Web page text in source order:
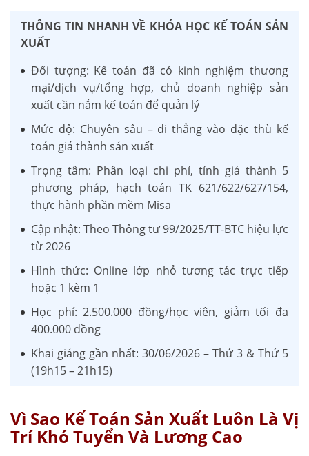
THÔNG TIN NHANH VỀ KHÓA HỌC KẾ TOÁN SẢN
XUẤT
Đối tượng: Kế toán đã có kinh nghiệm thương
mại/dịch vụ/tổng hợp, chủ doanh nghiệp sản
xuất cần nắm kế toán để quản lý
Mức độ: Chuyên sâu – đi thẳng vào đặc thù kế
toán giá thành sản xuất
Trọng tâm: Phân loại chi phí, tính giá thành 5
phương pháp, hạch toán TK 621/622/627/154,
thực hành phần mềm Misa
Cập nhật: Theo Thông tư 99/2025/TT-BTC hiệu lực
từ 2026
Hình thức: Online lớp nhỏ tương tác trực tiếp
hoặc 1 kèm 1
Học phí: 2.500.000 đồng/học viên, giảm tối đa
400.000 đồng
Khai giảng gần nhất: 30/06/2026 – Thứ 3 & Thứ 5
(19h15 – 21h15)
Vì Sao Kế Toán Sản Xuất Luôn Là Vị
Trí Khó Tuyển Và Lương Cao